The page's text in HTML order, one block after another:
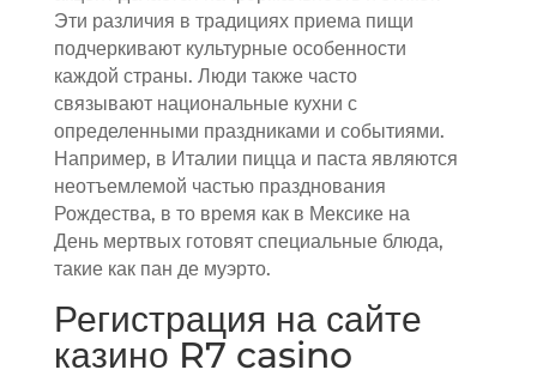
Эти различия в традициях приема пищи
подчеркивают культурные особенности
каждой страны. Люди также часто
связывают национальные кухни с
определенными праздниками и событиями.
Например, в Италии пицца и паста являются
неотъемлемой частью празднования
Рождества, в то время как в Мексике на
День мертвых готовят специальные блюда,
такие как пан де муэрто.
Регистрация на сайте
казино R7 casino